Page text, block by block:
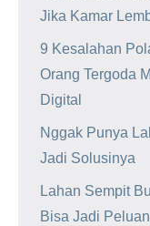
Jika Kamar
9 Kesalahan
Orang Tergoda
Digital
Nggak Punya
Jadi Solusinya
Lahan Sempit
Bisa Jadi